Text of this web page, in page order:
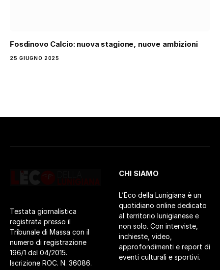
Fosdinovo Calcio: nuova stagione, nuove ambizioni
25 GIUGNO 2025
Testata giornalistica
registrata presso il
Tribunale di Massa con il
numero di registrazione
196/1 del 04/2015.
Iscrizione ROC. N. 36086.
CHI SIAMO
L’Eco della Lunigiana è un
quotidiano online dedicato
al territorio lunigianese e
non solo. Con interviste,
inchieste, video,
approfondimenti e report di
eventi culturali e sportivi.